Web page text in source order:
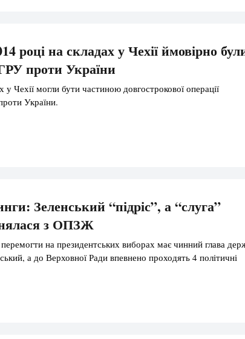
році на складах у Чехії ймовірно
проти України
у Чехії могли бути частиною довгострокової операції
України.
Зеленський “підріс”, а “слуга”
з ОПЗЖ
на президентських виборах має чинний глава
а до Верховної Ради впевнено проходять 4 політичні